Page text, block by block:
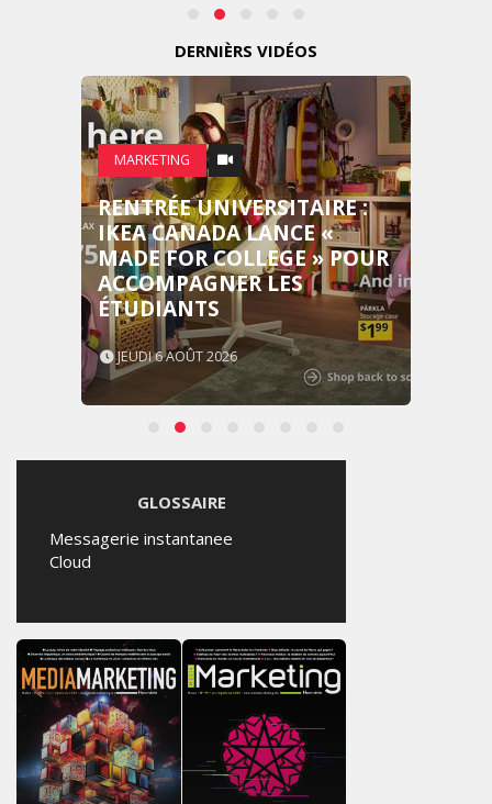
DERNIÈRS VIDÉOS
MARKETING
RENTRÉE UNIVERSITAIRE :
IKEA CANADA LANCE «
MADE FOR COLLEGE » POUR
ACCOMPAGNER LES
ÉTUDIANTS
JEUDI 6 AOÛT 2026
GLOSSAIRE
Messagerie instantanee
Cloud